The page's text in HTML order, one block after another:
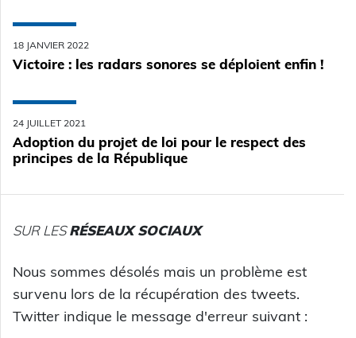
18 JANVIER 2022
Victoire : les radars sonores se déploient enfin !
24 JUILLET 2021
Adoption du projet de loi pour le respect des
principes de la République
SUR LESRÉSEAUX SOCIAUX
Nous sommes désolés mais un problème est
survenu lors de la récupération des tweets.
Twitter indique le message d'erreur suivant :